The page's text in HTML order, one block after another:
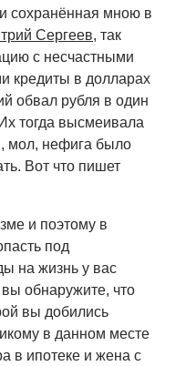
сохранённая мною в
Сергеев, так
с несчастными
кредиты в долларах
обвал рубля в один
тогда высмеивала
мол, нефига было
Вот что пишет
и поэтому в
под
на жизнь у вас
обнаружите, что
вы добились
в данном месте
в ипотеке и жена с